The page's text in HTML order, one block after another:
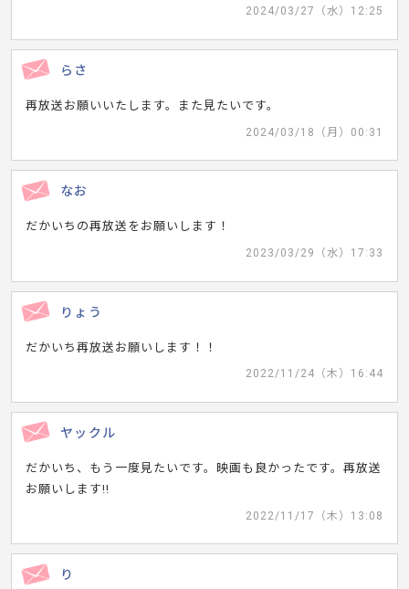
2024/03/27（水）12:25
らさ
再放送お願いいたします。また見たいです。
2024/03/18（月）00:31
なお
だかいちの再放送をお願いします！
2023/03/29（水）17:33
りょう
だかいち再放送お願いします！！
2022/11/24（木）16:44
ヤックル
だかいち、もう一度見たいです。映画も良かったです。再放送
お願いします!!
2022/11/17（木）13:08
り